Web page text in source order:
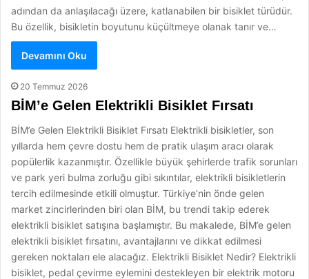
adından da anlaşılacağı üzere, katlanabilen bir bisiklet türüdür.
Bu özellik, bisikletin boyutunu küçültmeye olanak tanır ve…
Devamını Oku
20 Temmuz 2026
BİM’e Gelen Elektrikli Bisiklet Fırsatı
BİM’e Gelen Elektrikli Bisiklet Fırsatı Elektrikli bisikletler, son
yıllarda hem çevre dostu hem de pratik ulaşım aracı olarak
popülerlik kazanmıştır. Özellikle büyük şehirlerde trafik sorunları
ve park yeri bulma zorluğu gibi sıkıntılar, elektrikli bisikletlerin
tercih edilmesinde etkili olmuştur. Türkiye’nin önde gelen
market zincirlerinden biri olan BİM, bu trendi takip ederek
elektrikli bisiklet satışına başlamıştır. Bu makalede, BİM’e gelen
elektrikli bisiklet fırsatını, avantajlarını ve dikkat edilmesi
gereken noktaları ele alacağız. Elektrikli Bisiklet Nedir? Elektrikli
bisiklet, pedal çevirme eylemini destekleyen bir elektrik motoru